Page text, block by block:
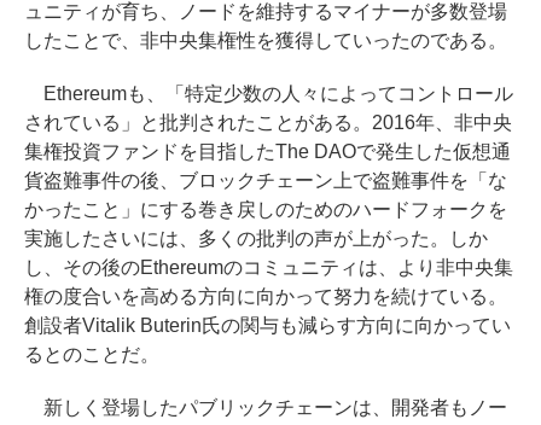
ュニティが育ち、ノードを維持するマイナーが多数登場
したことで、非中央集権性を獲得していったのである。
Ethereumも、「特定少数の人々によってコントロール
されている」と批判されたことがある。2016年、非中央
集権投資ファンドを目指したThe DAOで発生した仮想通
貨盗難事件の後、ブロックチェーン上で盗難事件を「な
かったこと」にする巻き戻しのためのハードフォークを
実施したさいには、多くの批判の声が上がった。しか
し、その後のEthereumのコミュニティは、より非中央集
権の度合いを高める方向に向かって努力を続けている。
創設者Vitalik Buterin氏の関与も減らす方向に向かってい
るとのことだ。
新しく登場したパブリックチェーンは、開発者もノー